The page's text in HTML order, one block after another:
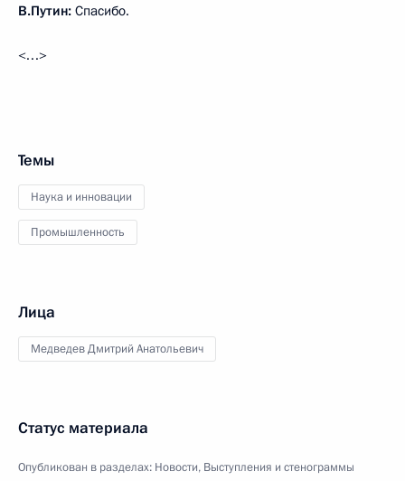
В.Путин: Спасибо.
<…>
Темы
Наука и инновации
Промышленность
Лица
Медведев Дмитрий Анатольевич
Статус материала
Опубликован в разделах: Новости, Выступления и стенограммы